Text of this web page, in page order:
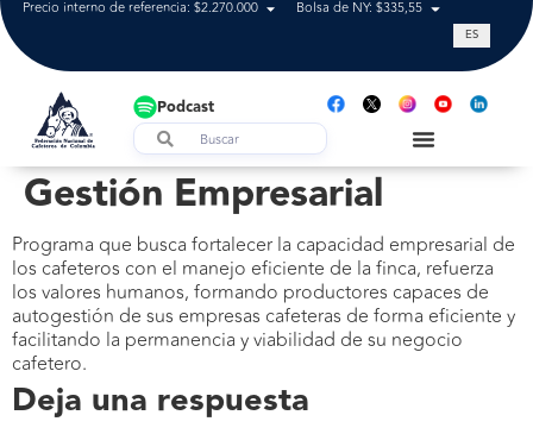
Precio interno de referencia: $2.270.000 Bolsa de NY: $335,55 Tasa de
ES
Podcast
Gestión Empresarial
Programa que busca fortalecer la capacidad empresarial de
los cafeteros con el manejo eficiente de la finca, refuerza
los valores humanos, formando productores capaces de
autogestión de sus empresas cafeteras de forma eficiente y
facilitando la permanencia y viabilidad de su negocio
cafetero.
Deja una respuesta